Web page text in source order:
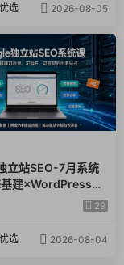
视频模型.mp4
感.mp4
.mp4
选 2026-08-05
立站SEO-7月系统
建×WordPress建
生产×站内外优化×29
选 2026-08-04